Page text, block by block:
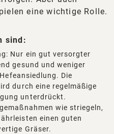
eine wichtige Rolle.
sind:
Nur ein gut versorgter
gesund und weniger
Die
durch eine regelmäßige
unterdrückt.
wie striegeln,
einen guten
Gräser.